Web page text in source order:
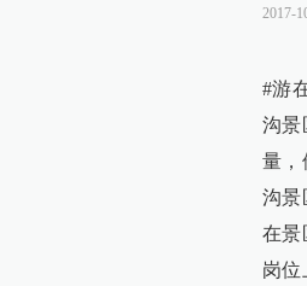
2017-
#游
沟景
量，
沟景
在景
岗位